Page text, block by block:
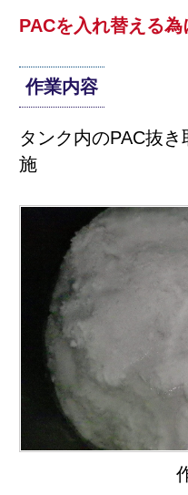
お問い合わせ
PACを入れ替える
作業内容
タンク内のPAC抜
施